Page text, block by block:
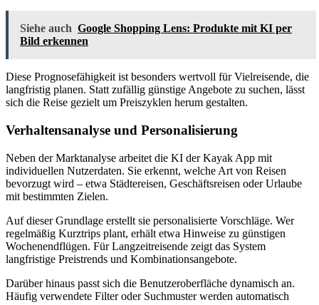
Siehe auch Google Shopping Lens: Produkte mit KI per
Bild erkennen
Diese Prognosefähigkeit ist besonders wertvoll für Vielreisende, die
langfristig planen. Statt zufällig günstige Angebote zu suchen, lässt
sich die Reise gezielt um Preiszyklen herum gestalten.
Verhaltensanalyse und Personalisierung
Neben der Marktanalyse arbeitet die KI der Kayak App mit
individuellen Nutzerdaten. Sie erkennt, welche Art von Reisen
bevorzugt wird – etwa Städtereisen, Geschäftsreisen oder Urlaube
mit bestimmten Zielen.
Auf dieser Grundlage erstellt sie personalisierte Vorschläge. Wer
regelmäßig Kurztrips plant, erhält etwa Hinweise zu günstigen
Wochenendflügen. Für Langzeitreisende zeigt das System
langfristige Preistrends und Kombinationsangebote.
Darüber hinaus passt sich die Benutzeroberfläche dynamisch an.
Häufig verwendete Filter oder Suchmuster werden automatisch